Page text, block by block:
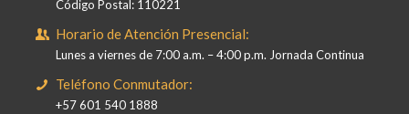
Código Postal: 110221
Horario de Atención Presencial:
Lunes a viernes de 7:00 a.m. – 4:00 p.m. Jornada Continua
Teléfono Conmutador:
+57 601 540 1888